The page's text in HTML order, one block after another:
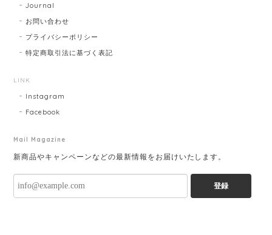
Journal
お問い合わせ
プライバシーポリシー
特定商取引法に基づく表記
LINK
Instagram
Facebook
Mail Magazine
新商品やキャンペーンなどの最新情報をお届けいたします。
登録